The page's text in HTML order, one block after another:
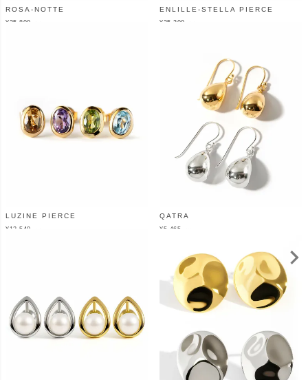
ROSA-NOTTE
¥25,800
ENLILLE-STELLA PIERCE
¥25,300
LUZINE PIERCE
¥ 12,540
QATRA
¥5,465